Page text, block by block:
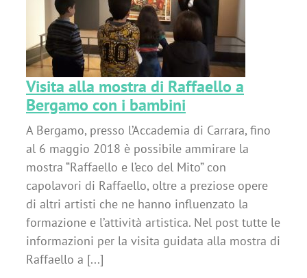
Visita alla mostra di Raffaello a
Bergamo con i bambini
A Bergamo, presso l’Accademia di Carrara, fino
al 6 maggio 2018 è possibile ammirare la
mostra “Raffaello e l’eco del Mito” con
capolavori di Raffaello, oltre a preziose opere
di altri artisti che ne hanno influenzato la
formazione e l’attività artistica. Nel post tutte le
informazioni per la visita guidata alla mostra di
Raffaello a [...]